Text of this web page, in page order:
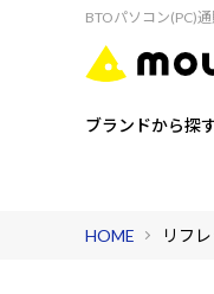
BTOパソコン(PC)
ブランドから探
HOME リフ